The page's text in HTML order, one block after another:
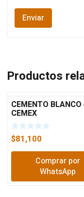
Productos
CEMENTO BLANCO
CEMEX
$81,100
Comprar por
WhatsApp